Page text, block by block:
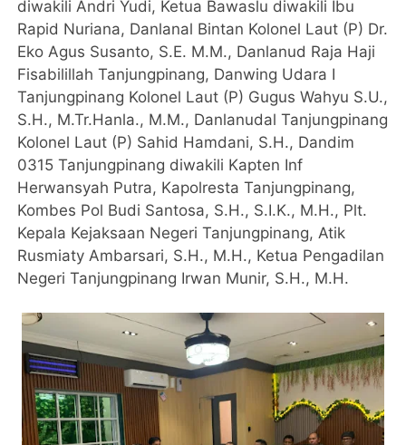
diwakili Andri Yudi, Ketua Bawaslu diwakili Ibu
Rapid Nuriana, Danlanal Bintan Kolonel Laut (P) Dr.
Eko Agus Susanto, S.E. M.M., Danlanud Raja Haji
Fisabilillah Tanjungpinang, Danwing Udara I
Tanjungpinang Kolonel Laut (P) Gugus Wahyu S.U.,
S.H., M.Tr.Hanla., М.М., Danlanudal Tanjungpinang
Kolonel Laut (P) Sahid Hamdani, S.H., Dandim
0315 Tanjungpinang diwakili Kapten Inf
Herwansyah Putra, Kapolresta Tanjungpinang,
Kombes Pol Budi Santosa, S.H., S.I.K., Μ.Η., Plt.
Kepala Kejaksaan Negeri Tanjungpinang, Atik
Rusmiaty Ambarsari, S.H., M.H., Ketua Pengadilan
Negeri Tanjungpinang Irwan Munir, S.H., M.H.